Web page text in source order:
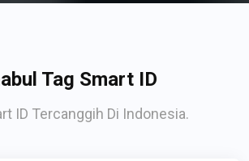
Tag Smart ID
ID Tercanggih Di Indonesia.